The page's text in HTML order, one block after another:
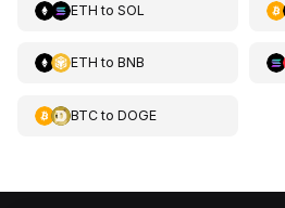
ETH to SOL
ETH to BNB
BTCto DOGE